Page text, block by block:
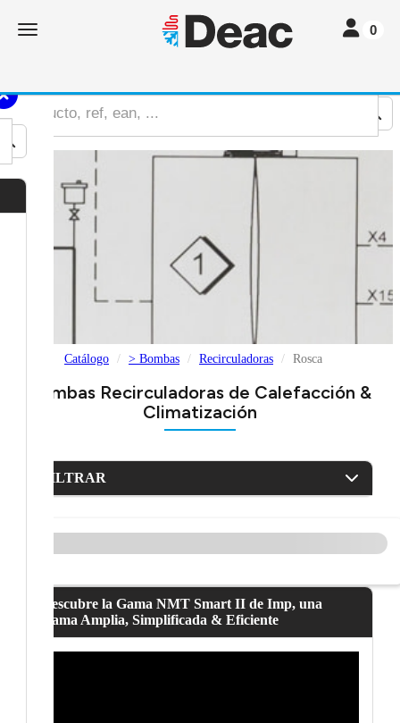
Toggle navigation Toggle
0
Catálogo > Bombas Recirculadoras Rosca
Bombas Recirculadoras de Calefacción &
Climatización
FILTRAR
Descubre la Gama NMT Smart II de Imp, una
Gama Amplia, Simplificada & Eficiente